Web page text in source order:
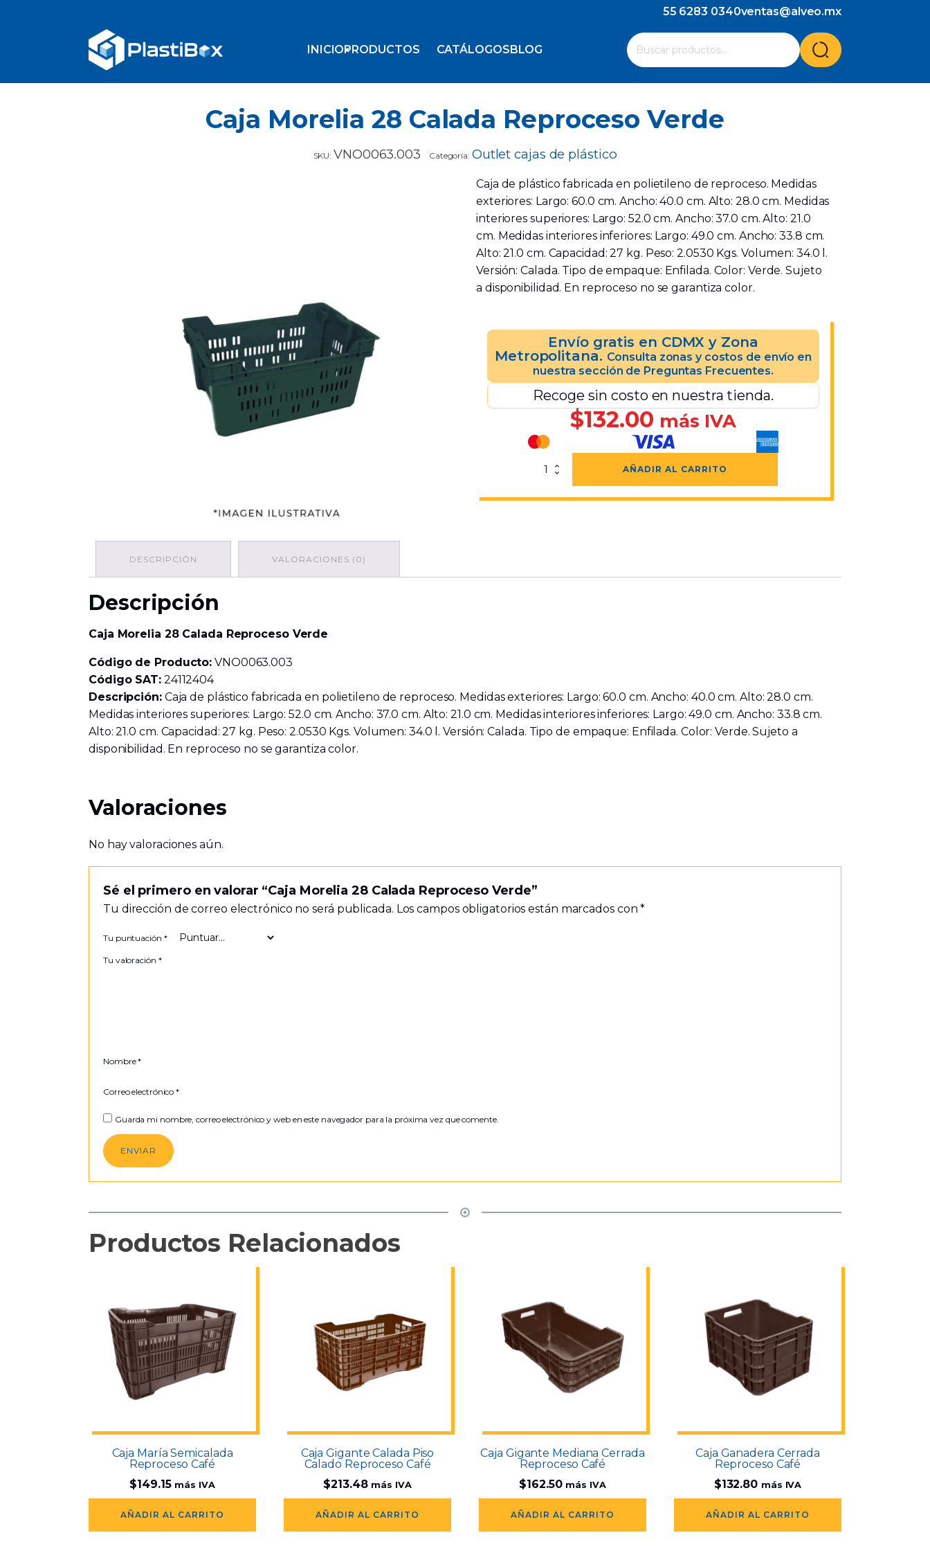
55 6283 0340ventas@alveo.mx
INICIOPRODUCTOS CATÁLOGOSBLOG
Buscar
por:
Cuando hay resultados autocompletados, puedes
Caja Morelia 28 Calada Reproceso Verde
SKU: VNO0063.003 Categoría: Outlet cajas de plástico
Caja de plástico fabricada en polietileno de reproceso. Medidas
exteriores: Largo: 60.0 cm. Ancho: 40.0 cm. Alto: 28.0 cm. Medidas
interiores superiores: Largo: 52.0 cm. Ancho: 37.0 cm. Alto: 21.0
cm. Medidas interiores inferiores: Largo: 49.0 cm. Ancho: 33.8 cm.
Alto: 21.0 cm. Capacidad: 27 kg. Peso: 2.0530 Kgs. Volumen: 34.0 l.
Versión: Calada. Tipo de empaque: Enfilada. Color: Verde. Sujeto
a disponibilidad. En reproceso no se garantiza color.
Envío gratis en CDMX y Zona
Metropolitana. Consulta zonas y costos de envío en
nuestra sección de Preguntas Frecuentes.
Recoge sin costo en nuestra tienda.
$132.00 más IVA
Caja
AÑADIR AL CARRITO
DESCRIPCIÓN VALORACIONES (0)
Descripción
Caja Morelia 28 Calada Reproceso Verde
Código de Producto: VNO0063.003
Código SAT:24112404
Descripción:Caja de plástico fabricada en polietileno de reproceso. Medidas exteriores: Largo: 60.0 cm. Ancho: 40.0 cm. Alto: 28.0 cm.
Medidas interiores superiores: Largo: 52.0 cm. Ancho: 37.0 cm. Alto: 21.0 cm. Medidas interiores inferiores: Largo: 49.0 cm. Ancho: 33.8 cm.
Alto: 21.0 cm. Capacidad: 27 kg. Peso: 2.0530 Kgs. Volumen: 34.0 l. Versión: Calada. Tipo de empaque: Enfilada. Color: Verde. Sujeto a
disponibilidad. En reproceso no se garantiza color.
Valoraciones
No hay valoraciones aún.
Sé el primero en valorar “Caja Morelia 28 Calada Reproceso Verde”
Tu dirección de correo electrónico no será publicada. Los campos obligatorios están marcados con*
Tu puntuación *
Tu valoración *
Nombre*
Correo electrónico*
Guarda mi nombre, correo electrónico y web en este navegador para la próxima vez que comente.
Productos Relacionados
Caja María Semicalada
Reproceso Café
$149.15 más IVA
AÑADIR AL CARRITO
Caja Gigante Calada Piso
Calado Reproceso Café
$213.48 más IVA
AÑADIR AL CARRITO
Caja Gigante Mediana Cerrada
Reproceso Café
$162.50 más IVA
AÑADIR AL CARRITO
Caja Ganadera Cerrada
Reproceso Café
$132.80 más IVA
AÑADIR AL CARRITO